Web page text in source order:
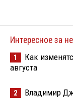
Интересное за
1
Как
августа
2 Владимир